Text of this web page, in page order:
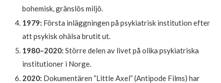
bohemisk, gränslös miljö.
1979: Första inläggningen på psykiatrisk institution efter
att psykisk ohälsa brutit ut.
1980–2020: Större delen av livet på olika psykiatriska
institutioner i Norge.
2020: Dokumentären ”Little Axel” (Antipode Films) har